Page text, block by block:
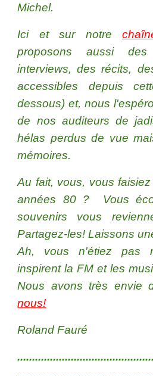
Michel.
Ici et sur notre
proposons aussi
interviews, des récits,
accessibles depuis
dessous) et, nous
de nos auditeurs de
hélas perdus de vue
mémoires.
Au fait, vous, vous
années 80 ? Vous
souvenirs vous
Partagez-les! Laissons
Ah, vous n'étiez pas
inspirent la FM et les
Nous avons très envie
nous!
Roland Fauré